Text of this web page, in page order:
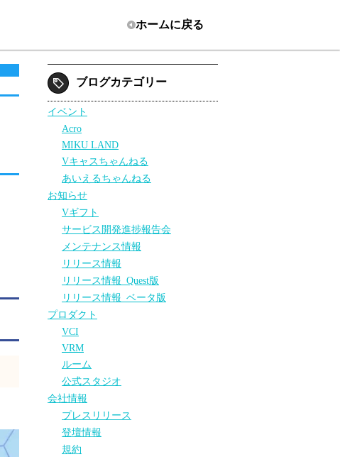
ホームに戻る
ブログカテゴリー
イベント
Acro
MIKU LAND
Vキャスちゃんねる
あいえるちゃんねる
お知らせ
Vギフト
サービス開発進捗報告会
メンテナンス情報
リリース情報
リリース情報_Quest版
リリース情報_ベータ版
プロダクト
VCI
VRM
ルーム
公式スタジオ
会社情報
プレスリリース
登壇情報
規約